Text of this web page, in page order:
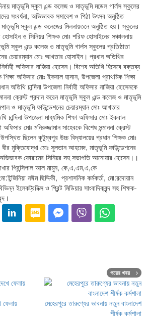
মাতৃভূমি স্কুল এন্ড কলেজ ও মাতৃভূমি মডেল গার্লস স্কুলের
সংবর্ধনা, অভিভাবক সমাবেশ ও পিঠা উৎসব অনুষ্ঠিত
মাতৃভূমি স্কুল এন্ড কলেজের মিলনায়তনে অনুষ্ঠিত হয়। স্কুলের
হোসাইন ও সিনিয়র শিক্ষক মোঃ শরিফ হোসাইনের সঞ্চালনায়
স্কুল এন্ড কলেজ ও মাতৃভূমি গার্লস স্কুলের প্রতিষ্ঠাতা
চেয়ারম্যান মোঃ আখতার হোসাইন। প্রধান অতিথির
অফিসার নাজিয়া হোসেন। বিশেষ অতিথি হিসেবে বক্তব্য
শিক্ষা অফিসার মোঃ ইকবাল হাসান, উপজেলা প্রাথমিক শিক্ষা
অতিথি চান্দিনা উপজেলা নির্বাহী অফিসার নাজিয়া হোসেনকে
ক্রেস্ট প্রদান করেন মাতৃভূমি স্কুল এন্ড কলেজ ও মাতৃভূমি
ও মাতৃভূমি ফাউন্ডেশনের চেয়ারম্যান মোঃ আখতার
চান্দিনা উপজেলা মাধ্যমিক শিক্ষা অফিসার মোঃ ইকবাল
মোঃ মনিরুজ্জামান সাহেবকে বিশেষ সন্মাননা ক্রেস্ট
ছিলেন কুটুম্বপুর উচ্চ বিদ্যালয়ের প্রধান শিক্ষক মোঃ
মুক্তিযোদ্ধা মোঃ সুলতান আহমেদ, মাতৃভূমি ফাউন্ডেশনের
ফোরামের সিনিয়র সহ সভাপতি আনোয়ার হোসেন।।
প্রিন্সিপাল আল মামুন, কে,এ,এম,এ,কে
নঈম ছিদ্দিকী, প্রশাসনিক কর্মকর্তা, মো:রদোয়ান
ইলেকট্রনিক্স ও প্রিন্ট মিডিয়ার সাংবাদিকবৃন্দ সহ শিক্ষক-
ফেলায়
পরের খবর
মেহেরপুরে তারুণ্যের ভাবনায় নতুন বাংলাদেশ
শীর্ষক কর্মশালা